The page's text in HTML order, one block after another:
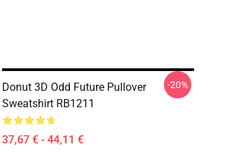
Donut 3D Odd Future Pullover
Sweatshirt RB1211
37,67 € - 44,11 €
-20%